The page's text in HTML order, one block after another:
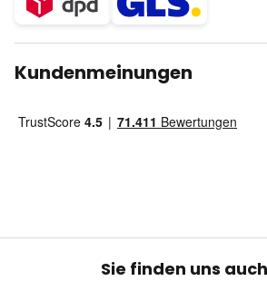
Kundenmeinungen
Sie finden uns